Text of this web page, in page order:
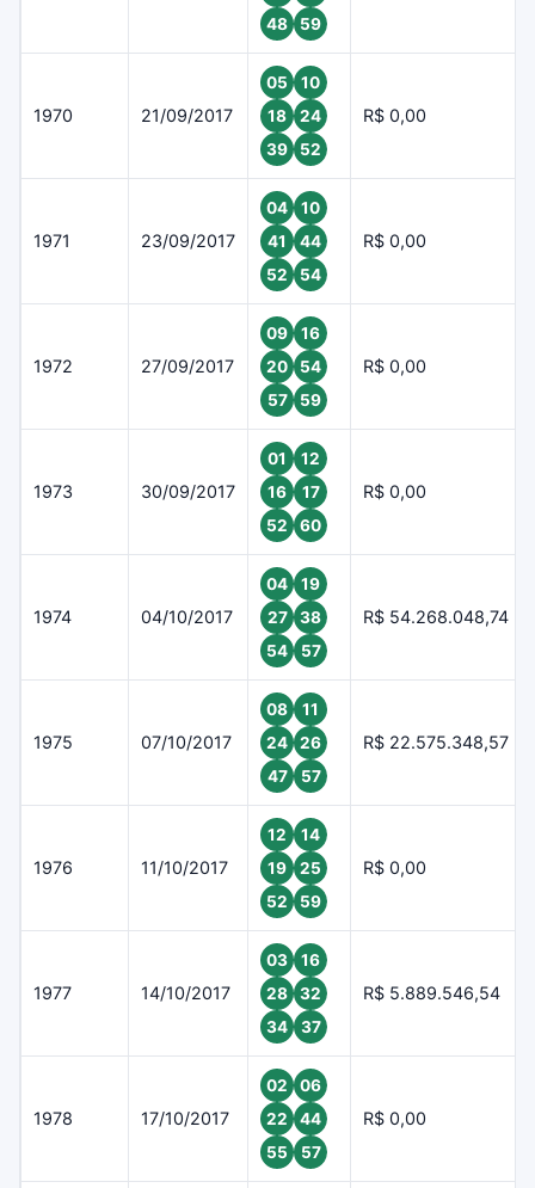
48
59
1970 21/09/2017
05
10
18
24
39
52
R$ 0,00
1971 23/09/2017
04
10
41
44
52
54
R$ 0,00
1972 27/09/2017
09
16
20
54
57
59
R$ 0,00
1973 30/09/2017
01
12
16
17
52
60
R$ 0,00
1974 04/10/2017
04
19
27
38
54
57
R$ 54.268.048,74
1975 07/10/2017
08
11
24
26
47
57
R$ 22.575.348,57
1976 11/10/2017
12
14
19
25
52
59
R$ 0,00
1977 14/10/2017
03
16
28
32
34
37
R$ 5.889.546,54
1978 17/10/2017
02
06
22
44
55
57
R$ 0,00